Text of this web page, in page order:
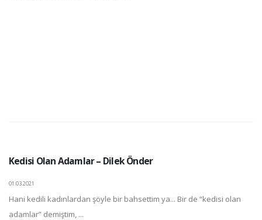
Kedisi Olan Adamlar – Dilek Önder
01.03.2021
Hani kedili kadınlardan şöyle bir bahsettim ya... Bir de “kedisi olan
adamlar” demiştim, ...